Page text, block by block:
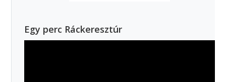
Egy perc Ráckeresztúr